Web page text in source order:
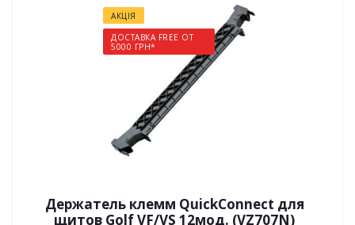
АКЦІЯ
ДОСТАВКА FREE ОТ
5000 ГРН*
Держатель клемм QuickConnect для
щитов Golf VF/VS 12мод. (VZ707N)